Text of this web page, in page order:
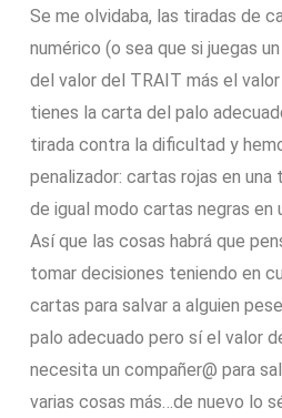
Se me olvidaba, las tiradas de
numérico (o sea que si juegas
del valor del TRAIT más el
tienes la carta del palo
tirada contra la dificultad y
penalizador: cartas rojas en una
de igual modo cartas negras en
Así que las cosas habrá que
tomar decisiones teniendo en
cartas para salvar a alguien
palo adecuado pero sí el valor
necesita un compañer@ para
varias cosas más…de nuevo lo